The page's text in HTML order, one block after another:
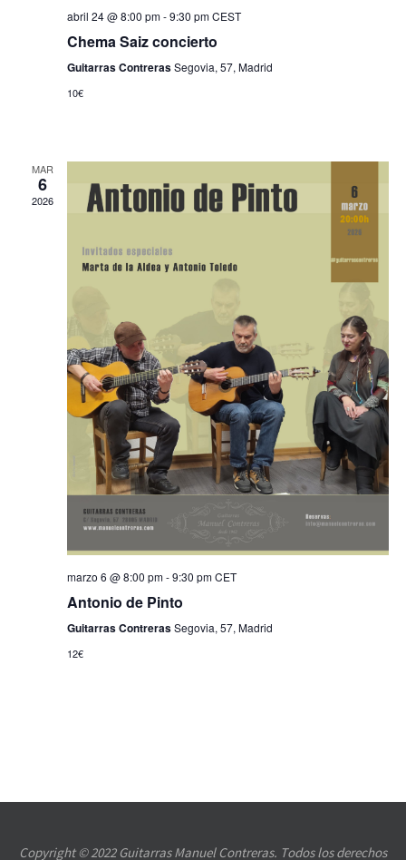
abril 24 @ 8:00 pm-9:30 pm CEST
Chema Saiz concierto
Guitarras ContrerasSegovia, 57, Madrid
10€
MAR
6
2026
marzo 6 @ 8:00 pm-9:30 pm CET
Antonio de Pinto
Guitarras ContrerasSegovia, 57, Madrid
12€
Copyright © 2022 Guitarras Manuel Contreras. Todos los derechos